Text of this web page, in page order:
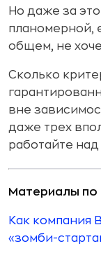
Но даже за
планомерной,
общем, не
Сколько
вне
даже трех
работайте над
Материалы по
Как компания
«зомби-